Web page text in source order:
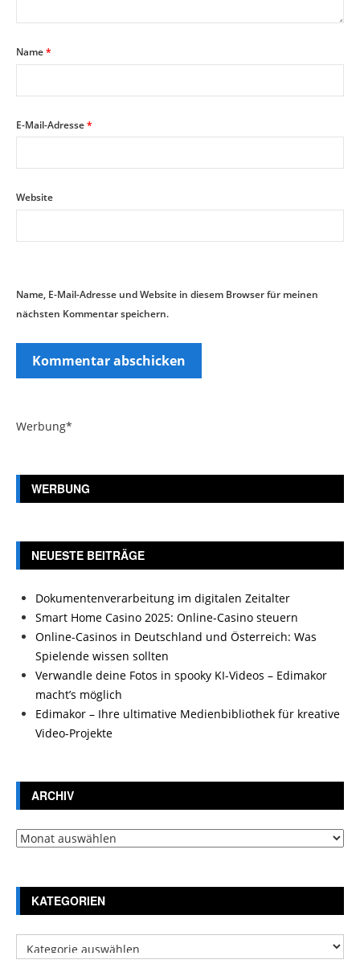
Name*
E-Mail-Adresse*
Website
Name, E-Mail-Adresse und Website in diesem Browser für meinen
nächsten Kommentar speichern.
Werbung*
WERBUNG
NEUESTE BEITRÄGE
Dokumentenverarbeitung im digitalen Zeitalter
Smart Home Casino 2025: Online-Casino steuern
Online-Casinos in Deutschland und Österreich: Was
Spielende wissen sollten
Verwandle deine Fotos in spooky KI-Videos – Edimakor
macht’s möglich
Edimakor – Ihre ultimative Medienbibliothek für kreative
Video-Projekte
ARCHIV
Archiv
KATEGORIEN
Kategorien